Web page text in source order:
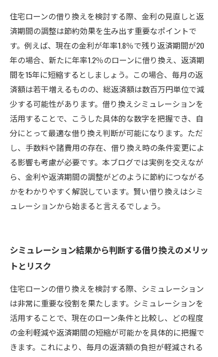
住宅ローンの借り換えを検討する際、金利の見直しと返
済期間の調整は節約効果を生み出す重要なポイントで
す。例えば、現在の金利が年率1.8％で残り返済期間が20
年の場合、新たに年率1.2％のローンに借り換え、返済期
間を15年に短縮するとしましょう。この場合、毎月の返
済額は若干増えるものの、総返済額は数百万円単位で減
少する可能性があります。借り換えシミュレーションを
活用することで、こうした具体的な数字を把握でき、自
分にとって最適な借り換え判断が可能になります。ただ
し、手数料や諸費用の存在、借り換え時の条件変更によ
る影響も考慮が必要です。本ブログでは実例を交えなが
ら、金利や返済期間の調整がどのように節約につながる
かをわかりやすく解説しています。賢い借り換えはシミ
ュレーションから始まると言えるでしょう。
シミュレーション結果から判断する借り換えのメリッ
トとリスク
住宅ローンの借り換えを検討する際、シミュレーション
は非常に重要な役割を果たします。シミュレーションを
活用することで、現在のローン条件と比較し、どの程度
の金利軽減や返済期間の短縮が可能かを具体的に把握で
きます。これにより、毎月の返済額の負担が軽減される